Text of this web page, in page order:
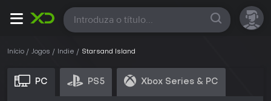
Todas
Início Jogos Indie Starsand Island
PC PS5 Xbox Series & PC